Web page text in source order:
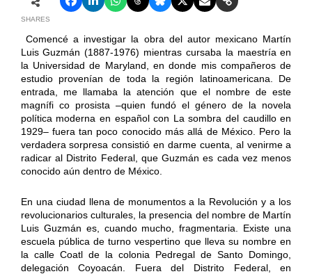
SHARES
Comencé a investigar la obra del autor mexicano Martín
Luis Guzmán (1887-1976) mientras cursaba la maestría en
la Universidad de Maryland, en donde mis compañeros de
estudio provenían de toda la región latinoamericana. De
entrada, me llamaba la atención que el nombre de este
magnífi co prosista –quien fundó el género de la novela
política moderna en español con La sombra del caudillo en
1929– fuera tan poco conocido más allá de México. Pero la
verdadera sorpresa consistió en darme cuenta, al venirme a
radicar al Distrito Federal, que Guzmán es cada vez menos
conocido aún dentro de México.
En una ciudad llena de monumentos a la Revolución y a los
revolucionarios culturales, la presencia del nombre de Martín
Luis Guzmán es, cuando mucho, fragmentaria. Existe una
escuela pública de turno vespertino que lleva su nombre en
la calle Coatl de la colonia Pedregal de Santo Domingo,
delegación Coyoacán. Fuera del Distrito Federal, en